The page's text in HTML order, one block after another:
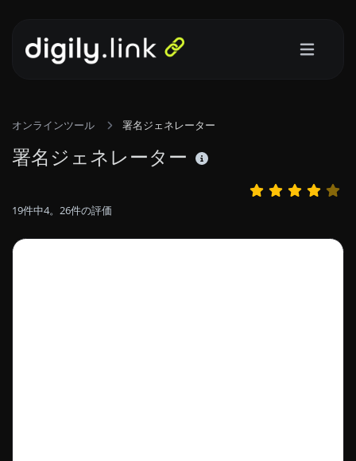
オンラインツール 署名ジェネレーター
署名ジェネレーター
19件中4。26件の評価